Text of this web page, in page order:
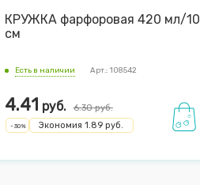
КРУЖКА фарфоровая 420 мл/10
см
Есть в наличии Арт.: 108542
4.41 руб. 6.30руб.
-30% Экономия 1.89руб.